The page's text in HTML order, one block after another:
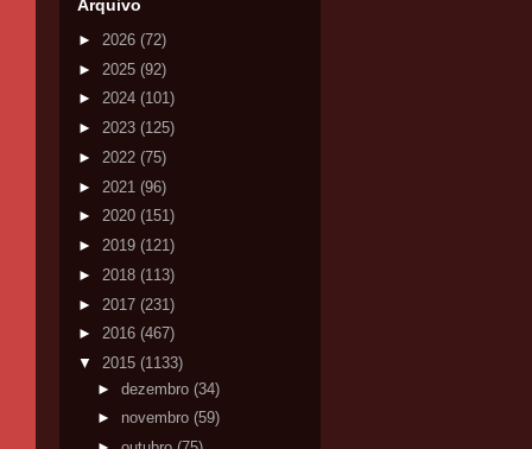
Arquivo
► 2026 (72)
► 2025 (92)
► 2024 (101)
► 2023 (125)
► 2022 (75)
► 2021 (96)
► 2020 (151)
► 2019 (121)
► 2018 (113)
► 2017 (231)
► 2016 (467)
▼ 2015 (1133)
► dezembro (34)
► novembro (59)